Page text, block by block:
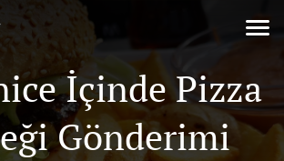
İçinde Pizza
Gönderimi